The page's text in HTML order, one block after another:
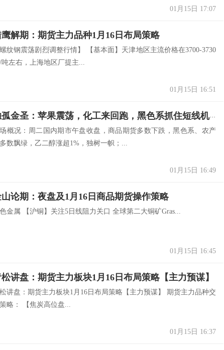
01月15日 17:07
解期：期货主力品种1月16日布局策略
螺纹钢震荡剧烈调整行情】 【基本面】天津地区主流价格在3700-3730
吨左右，上海地区厂提主...
01月15日 16:51
独孤金圣：苹果震荡，化工来回跑，黑色系抓住短线机遇
概况：周二国内期市午盘收盘，商品期货多数下跌，黑色系、农产
数飘绿，乙二醇涨超1%，独树一帜；...
01月15日 16:49
论期：夜盘及1月16日商品期货操作策略
金属 【沪铜】关注5日线阻力关口 全球第二大铜矿Gras...
01月15日 16:45
讲盘：期货主力板块1月16日布局策略【主力预谋】
讲盘：期货主力板块1月16日布局策略【主力预谋】 期货主力品种交
略： 【焦炭高位盘...
01月15日 16:37